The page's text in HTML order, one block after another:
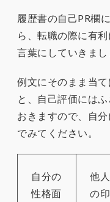
履歴書の自己PR欄
ら、転職の際に有
言葉にしていきまし
例文にそのまま当
と、自己評価には
おきますので、自
でみてください。
自分の
性格面
他人
の印